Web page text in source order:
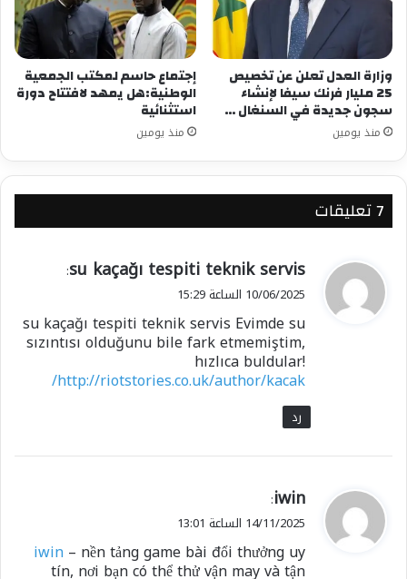
وزارة العدل تعلن عن تخصيص
25 مليار فرنك سيفا لإنشاء
سجون جديدة في السنغال …
منذ يومين
إجتماع حاسم لمكتب الجمعية
الوطنية:هل يمهد لافتتاح دورة
استثنائية
منذ يومين
‫7 تعليقات
ي
ق
ل
su kaçağı tespiti teknik servis
:
10/06/2025 الساعة 15:29
su kaçağı tespiti teknik servis Evimde su
sızıntısı olduğunu bile fark etmemiştim,
hızlıca buldular!
http://riotstories.co.uk/author/kacak/
رد
ي
ق
ل
iwin
:
14/11/2025 الساعة 13:01
iwin– nền tảng game bài đổi thưởng uy
tín, nơi bạn có thể thử vận may và tận